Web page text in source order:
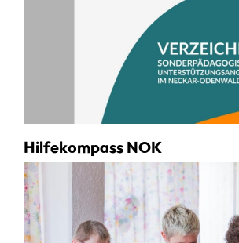
Hilfekompass NOK